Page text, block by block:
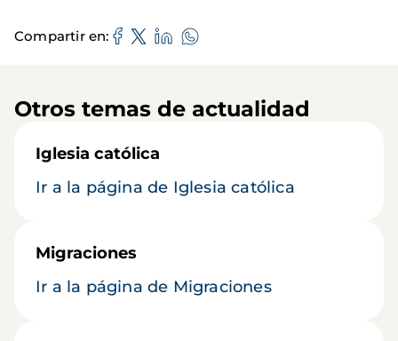
Compartir en
Otros temas de actualidad
Iglesia católica
Ir a la página de Iglesia católica
Migraciones
Ir a la página de Migraciones